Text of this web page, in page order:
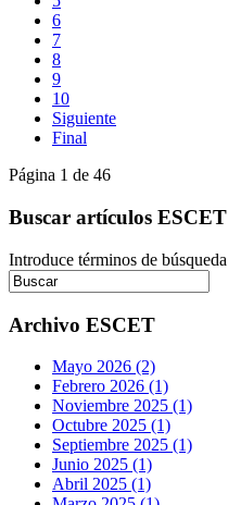
6
7
8
9
10
Siguiente
Final
Página 1 de 46
Buscar artículos ESCET
Introduce términos de búsqueda
Archivo ESCET
Mayo 2026 (2)
Febrero 2026 (1)
Noviembre 2025 (1)
Octubre 2025 (1)
Septiembre 2025 (1)
Junio 2025 (1)
Abril 2025 (1)